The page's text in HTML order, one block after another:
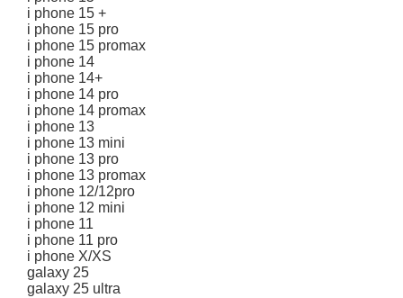
i phone 15 +
i phone 15 pro
i phone 15 promax
i phone 14
i phone 14+
i phone 14 pro
i phone 14 promax
i phone 13
i phone 13 mini
i phone 13 pro
i phone 13 promax
i phone 12/12pro
i phone 12 mini
i phone 11
i phone 11 pro
i phone X/XS
galaxy 25
galaxy 25 ultra